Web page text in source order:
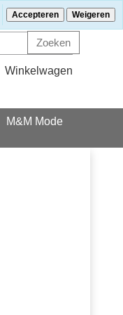
ontvangen?
Winkelwagen
M&M Mode
Accepteren Weigeren